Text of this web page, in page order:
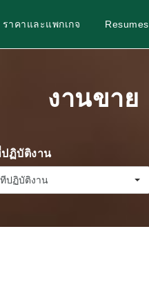
ราคาและแพกเกจ Resumes
งานขาย
ฏิบัติงาน
ปฏิบัติงาน